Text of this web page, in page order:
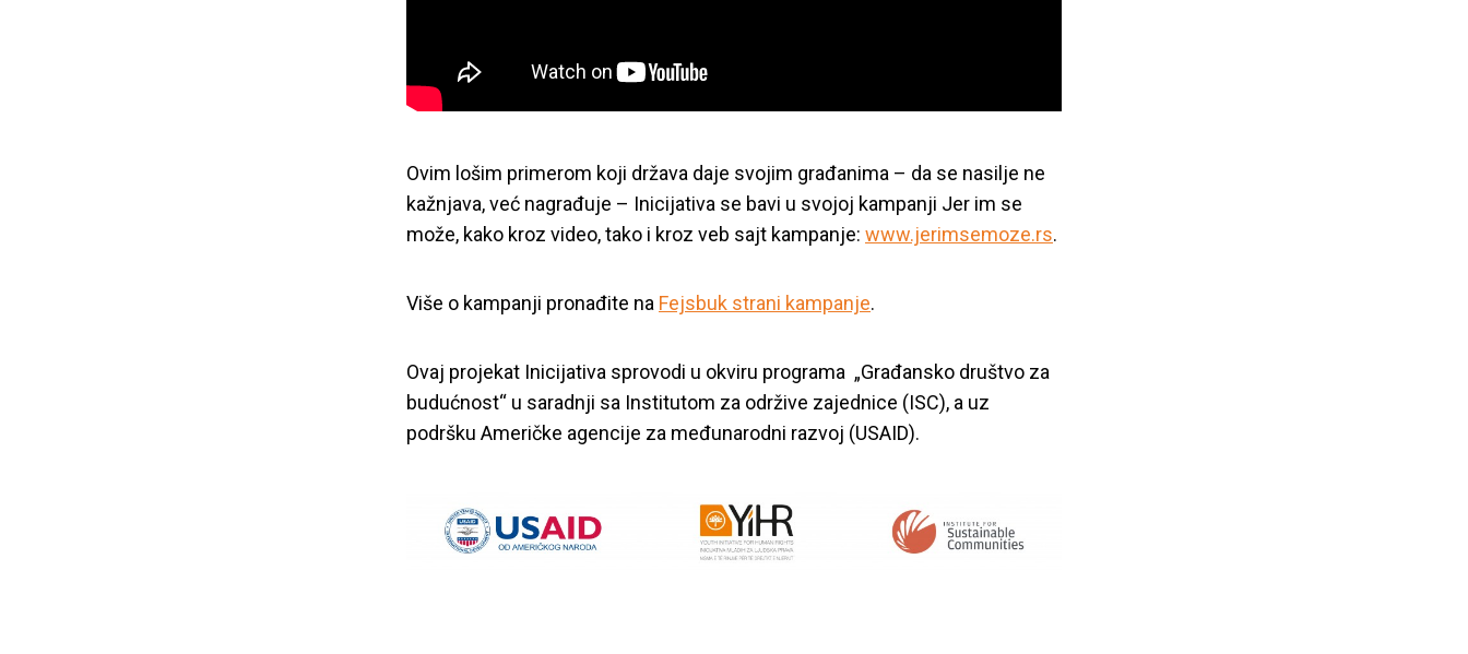
Ovim lošim primerom koji država daje svojim građanima – da se nasilje ne
kažnjava, već nagrađuje – Inicijativa se bavi u svojoj kampanji Jer im se
može, kako kroz video, tako i kroz veb sajt kampanje: www.jerimsemoze.rs.
Više o kampanji pronađite na Fejsbuk strani kampanje.
Ovaj projekat Inicijativa sprovodi u okviru programa „Građansko društvo za
budućnost“ u saradnji sa Institutom za održive zajednice (ISC), a uz
podršku Američke agencije za međunarodni razvoj (USAID).